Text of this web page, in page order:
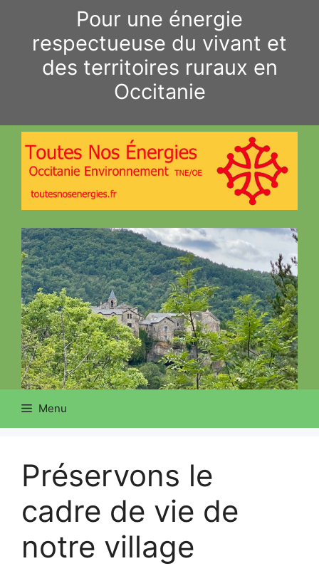
contenu
Pour une énergie
respectueuse du vivant et
des territoires ruraux en
Occitanie
Menu
Préservons le
cadre de vie de
notre village